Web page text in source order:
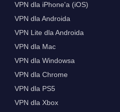
VPN dla iPhone'a (iOS)
VPN dla Androida
VPN Lite dla Androida
VPN dla Mac
VPN dla Windowsa
VPN dla Chrome
VPN dla PS5
VPN dla Xbox